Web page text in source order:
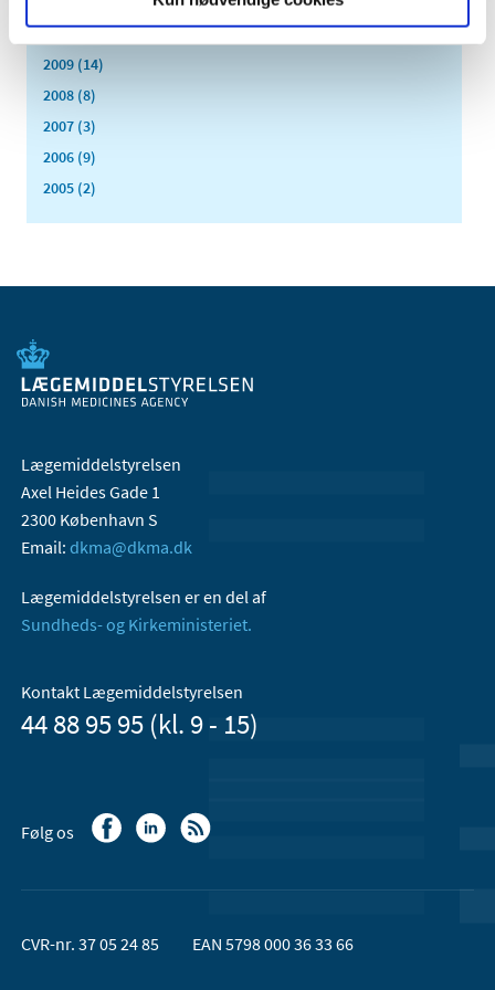
2010 (7)
2009 (14)
2008 (8)
2007 (3)
2006 (9)
2005 (2)
Lægemiddelstyrelsen
Axel Heides Gade 1
2300 København S
Email: dkma@dkma.dk
Lægemiddelstyrelsen er en del af
Sundheds- og Kirkeministeriet.
Kontakt Lægemiddelstyrelsen
44 88 95 95 (kl. 9 - 15)
Følg os
CVR-nr. 37 05 24 85 EAN 5798 000 36 33 66